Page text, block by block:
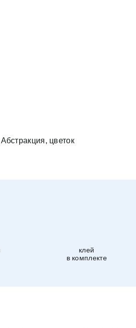
цветок
клей
в комплекте